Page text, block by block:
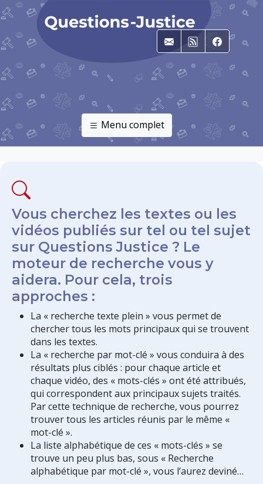
E-mailRSS
Menu complet
Vous cherchez les textes ou les
vidéos publiés sur tel ou tel sujet
sur Questions Justice ? Le
moteur de recherche vous y
aidera. Pour cela, trois
approches :
La « recherche texte plein » vous permet de
chercher tous les mots principaux qui se trouvent
dans les textes.
La « recherche par mot-clé » vous conduira à des
résultats plus ciblés : pour chaque article et
chaque vidéo, des « mots-clés » ont été attribués,
qui correspondent aux principaux sujets traités.
Par cette technique de recherche, vous pourrez
trouver tous les articles réunis par le même «
mot-clé ».
La liste alphabétique de ces « mots-clés » se
trouve un peu plus bas, sous « Recherche
alphabétique par mot-clé », vous l’aurez deviné…